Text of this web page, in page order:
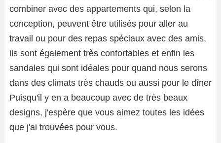
combiner avec des appartements qui, selon la
conception, peuvent être utilisés pour aller au
travail ou pour des repas spéciaux avec des amis,
ils sont également très confortables et enfin les
sandales qui sont idéales pour quand nous serons
dans des climats très chauds ou aussi pour le dîner
Puisqu'il y en a beaucoup avec de très beaux
designs, j'espère que vous aimez toutes les idées
que j'ai trouvées pour vous.